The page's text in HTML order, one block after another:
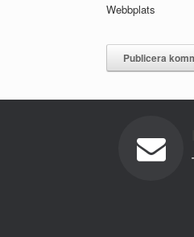
Webbplats